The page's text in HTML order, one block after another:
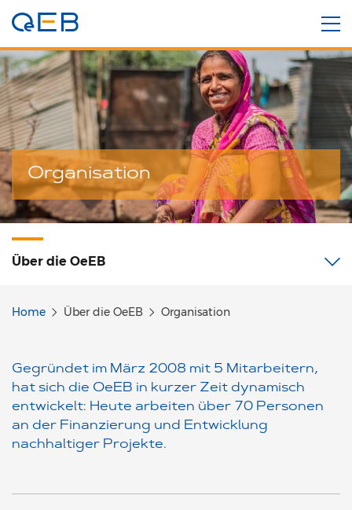
Organisation
Über die OeEB
Home Über die OeEB Organisation
Gegründet im März 2008 mit 5 Mitarbeitern,
hat sich die OeEB in kurzer Zeit dynamisch
entwickelt: Heute arbeiten über 70 Personen
an der Finanzierung und Entwicklung
nachhaltiger Projekte.